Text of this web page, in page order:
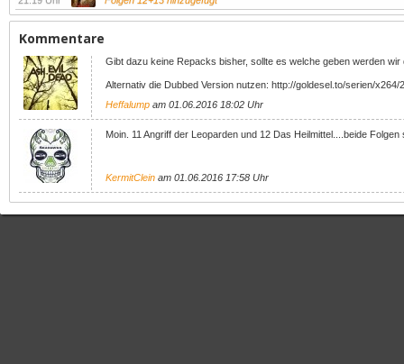
Kommentare
Gibt dazu keine Repacks bisher, sollte es welche geben werden wir
Alternativ die Dubbed Version nutzen: http://goldesel.to/serien/
Heffalump am 01.06.2016 18:02 Uhr
Moin. 11 Angriff der Leoparden und 12 Das Heilmittel....beide
KermitClein am 01.06.2016 17:58 Uhr